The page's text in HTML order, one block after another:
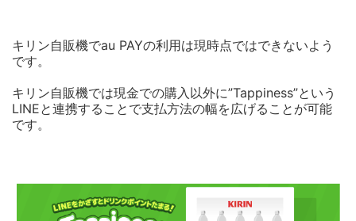
キリン自販機でau PAYの利用は現時点ではできないよう
です。
キリン自販機では現金での購入以外に”Tappiness”という
LINEと連携することで支払方法の幅を広げることが可能
です。